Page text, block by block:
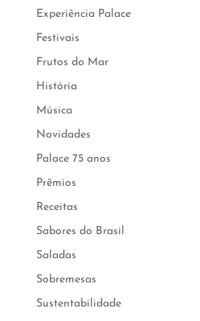
Experiência Palace
Festivais
Frutos do Mar
História
Música
Novidades
Palace 75 anos
Prêmios
Receitas
Sabores do Brasil
Saladas
Sobremesas
Sustentabilidade